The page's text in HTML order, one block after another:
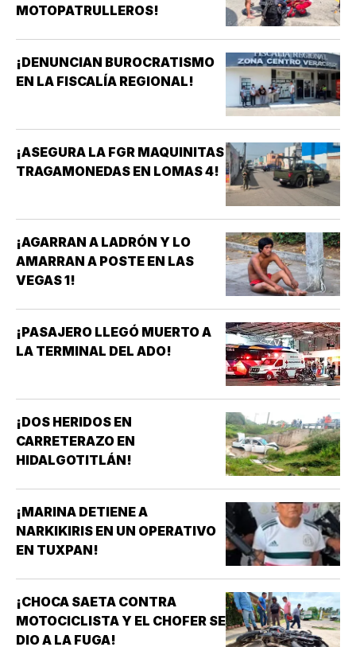
MOTOPATRULLEROS!
¡DENUNCIAN BUROCRATISMO
EN LA FISCALÍA REGIONAL!
¡ASEGURA LA FGR MAQUINITAS
TRAGAMONEDAS EN LOMAS 4!
¡AGARRAN A LADRÓN Y LO
AMARRAN A POSTE EN LAS
VEGAS 1!
¡PASAJERO LLEGÓ MUERTO A
LA TERMINAL DEL ADO!
¡DOS HERIDOS EN
CARRETERAZO EN
HIDALGOTITLÁN!
¡MARINA DETIENE A
NARKIKIRIS EN UN OPERATIVO
EN TUXPAN!
¡CHOCA SAETA CONTRA
MOTOCICLISTA Y EL CHOFER SE
DIO A LA FUGA!